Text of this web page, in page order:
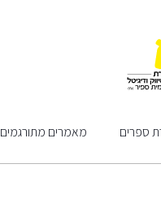
ספרים מאמרים מתורגמים